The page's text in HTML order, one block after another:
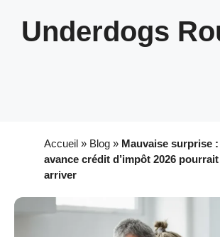
contenuUnderdogs
Accueil » Blog » Mauvaise surprise
avance crédit d’impôt 2026
arriver